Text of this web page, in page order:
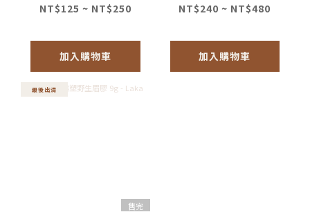
NT$125 ~ NT$250
加入購物車
NT$240 ~ NT$480
加入購物車
最後出清
售完